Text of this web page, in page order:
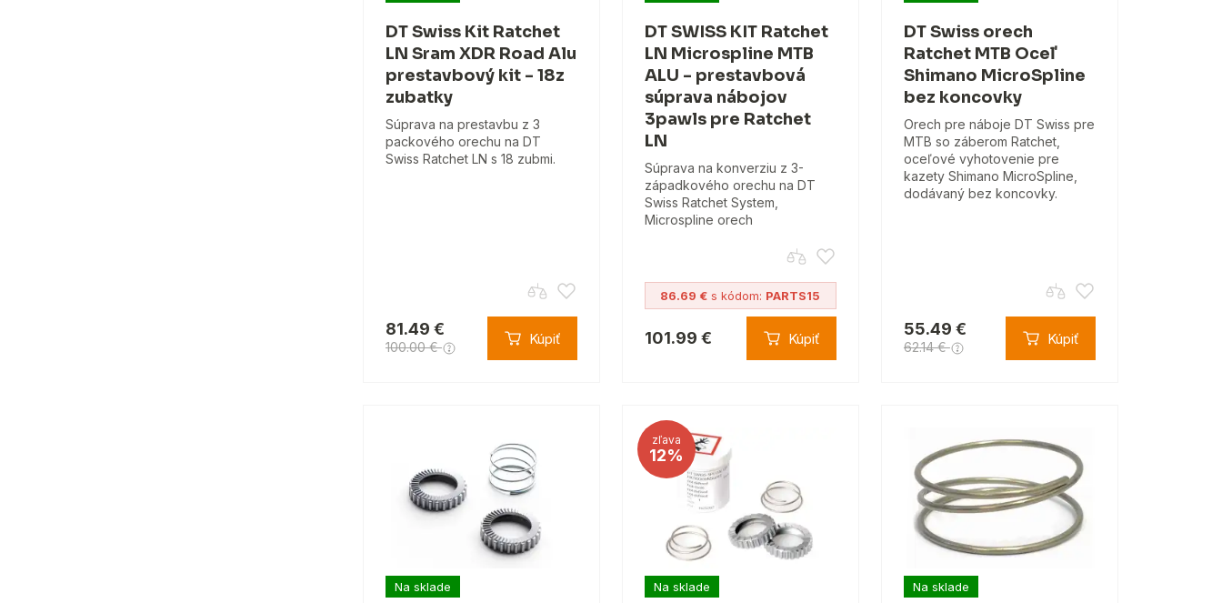
DT Swiss Kit Ratchet
LN Sram XDR Road Alu
prestavbový kit - 18z
zubatky
Súprava na prestavbu z 3
packového orechu na DT
Swiss Ratchet LN s 18 zubmi.
81.49 €
100.00 € Kúpiť
DT SWISS KIT Ratchet
LN Microspline MTB
ALU - prestavbová
súprava nábojov
3pawls pre Ratchet
LN
Súprava na konverziu z 3-
západkového orechu na DT
Swiss Ratchet System,
Microspline orech
86.69 € s kódom: PARTS15
101.99 € Kúpiť
DT Swiss orech
Ratchet MTB Oceľ
Shimano MicroSpline
bez koncovky
Orech pre náboje DT Swiss pre
MTB so záberom Ratchet,
oceľové vyhotovenie pre
kazety Shimano MicroSpline,
dodávaný bez koncovky.
55.49 €
62.14 € Kúpiť
Na sklade
zľava
12%
Na sklade Na sklade